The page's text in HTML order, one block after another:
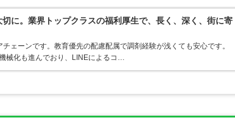
に。業界トップクラスの福利厚生で、長く、深く、街に寄
ェーンです。教育優先の配慮配属で調剤経験が浅くても安心です。
械化も進んでおり、LINEによるコ…